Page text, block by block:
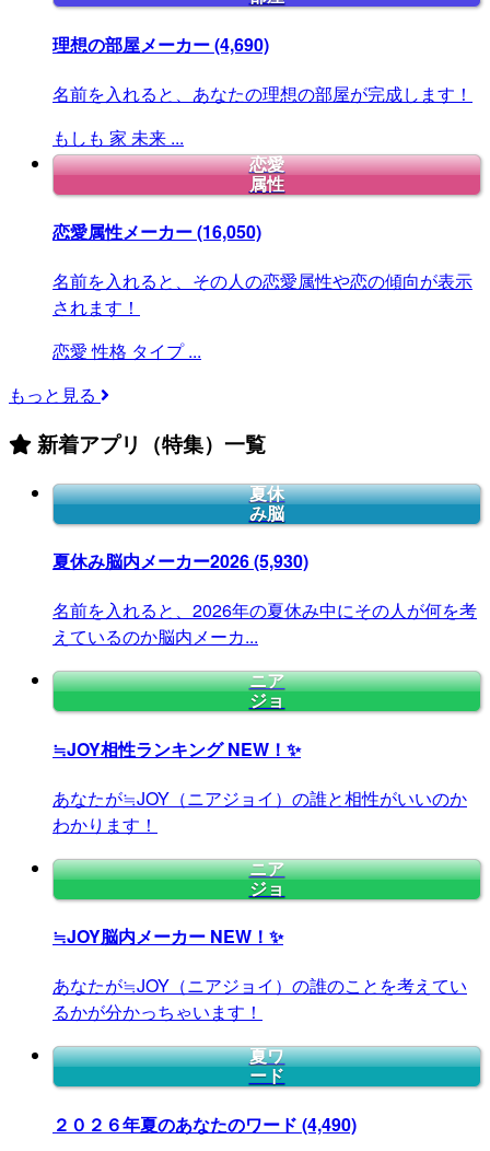
理想の部屋メーカー(4,690)
名前を入れると、あなたの理想の部屋が完成します！
もしも 家 未来 ...
恋愛
属性
恋愛属性メーカー(16,050)
名前を入れると、その人の恋愛属性や恋の傾向が表示
されます！
恋愛 性格 タイプ ...
もっと見る
新着アプリ（特集）一覧
夏休
み脳
夏休み脳内メーカー2026(5,930)
名前を入れると、2026年の夏休み中にその人が何を考
えているのか脳内メーカ...
ニア
ジョ
≒JOY相性ランキングNEW！✨
あなたが≒JOY（ニアジョイ）の誰と相性がいいのか
わかります！
ニア
ジョ
≒JOY脳内メーカー NEW！✨
あなたが≒JOY（ニアジョイ）の誰のことを考えてい
るかが分かっちゃいます！
夏ワ
ード
２０２６年夏のあなたのワード (4,490)